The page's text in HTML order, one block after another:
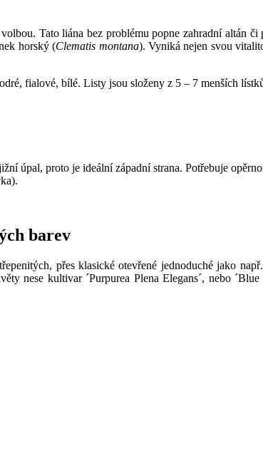
Tato liána bez problému popne zahradní altán či
horský (Clematis montana). Vyniká nejen svou
fialové, bílé. Listy jsou složeny z 5 – 7 menších
úpal, proto je ideální západní strana. Potřebuje
barev
přes klasické otevřené jednoduché jako
nese kultivar ´Purpurea Plena Elegans´, nebo